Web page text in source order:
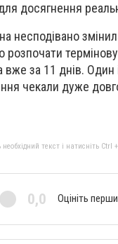
досягнення
несподівано
вже за 11 днів.
чекали дуже
текст і натисніть
0,0 Оцініть